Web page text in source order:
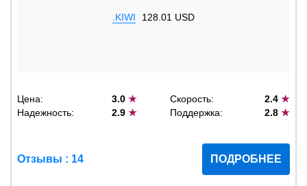
.KIWI 128.01 USD
Цена: 3.0★ Скорость: 2.4 ★
Надежность:
2.9★ Поддержка: 2.8 ★
Отзывы : 14 ПОДРОБНЕЕ